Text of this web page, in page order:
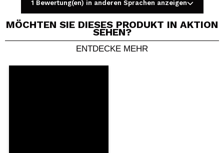
Ein Video oder Foto teilen
Dein Video könnte das erste sein. Stell es dir vor...
1 Bewertung(en) in anderen Sprachen anzeigen
MÖCHTEN SIE DIESES PRODUKT IN AKTION
SEHEN?
ENTDECKE MEHR